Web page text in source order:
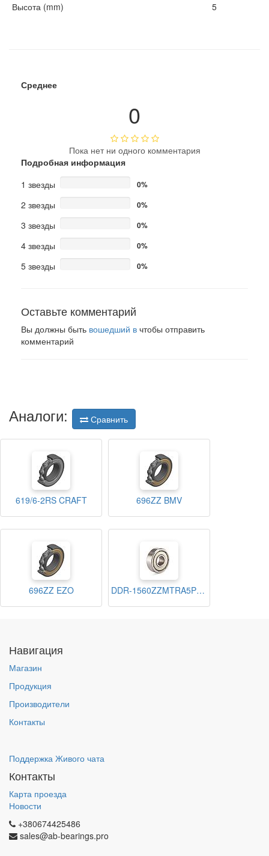
Высота (mm)
5
Среднее
0
Пока нет ни одного комментария
Подробная информация
1 звезды
0%
2 звезды 0%
3 звезды 0%
4 звезды 0%
5 звезды 0%
Оставьте комментарий
Вы должны быть вошедший в чтобы отправить
комментарий
Аналоги: Сравнить
619/6-2RS CRAFT 696ZZ BMV
696ZZ EZO DDR-1560ZZMTRA5P24LY121 NMB
Навигация
Магазин
Продукция
Производители
Контакты
Поддержка Живого чата
Контакты
Карта проезда
Новости
+380674425486
sales@ab-bearings.pro